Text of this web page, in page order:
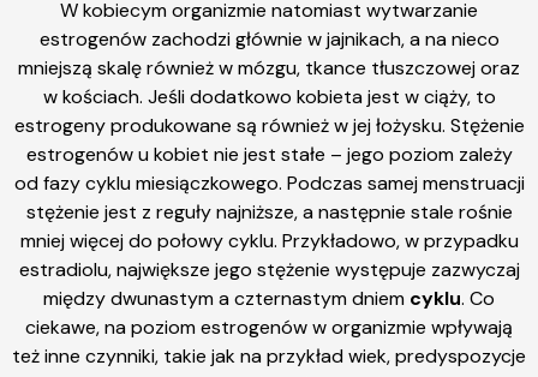
W kobiecym organizmie natomiast wytwarzanie
estrogenów zachodzi głównie w jajnikach, a na nieco
mniejszą skalę również w mózgu, tkance tłuszczowej oraz
w kościach. Jeśli dodatkowo kobieta jest w ciąży, to
estrogeny produkowane są również w jej łożysku. Stężenie
estrogenów u kobiet nie jest stałe – jego poziom zależy
od fazy cyklu miesiączkowego. Podczas samej menstruacji
stężenie jest z reguły najniższe, a następnie stale rośnie
mniej więcej do połowy cyklu. Przykładowo, w przypadku
estradiolu, największe jego stężenie występuje zazwyczaj
między dwunastym a czternastym dniem cyklu. Co
ciekawe, na poziom estrogenów w organizmie wpływają
też inne czynniki, takie jak na przykład wiek, predyspozycje